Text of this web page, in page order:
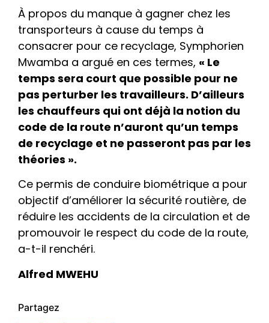
À propos du manque à gagner chez les
transporteurs à cause du temps à
consacrer pour ce recyclage, Symphorien
Mwamba a argué en ces termes, « Le
temps sera court que possible pour ne
pas perturber les travailleurs. D’ailleurs
les chauffeurs qui ont déjà la notion du
code de la route n’auront qu’un temps
de recyclage et ne passeront pas par les
théories ».
Ce permis de conduire biométrique a pour
objectif d’améliorer la sécurité routière, de
réduire les accidents de la circulation et de
promouvoir le respect du code de la route,
a-t-il renchéri.
Alfred MWEHU
Partagez